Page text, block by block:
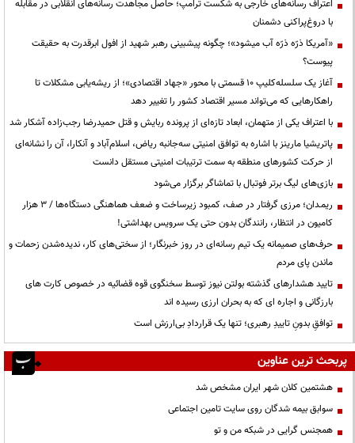
اعتراف رسانه‌های خارجی به شکست ترامپ؛ حاصل مجاهدت رسانه‌های انقلابی در مقابله
با دروغ‌پراکنی دشمنان
«آمریکا ذرّه ذرّه آب میشود»؛ چگونه پیشبینی رهبر شهید از افول ابرقدرت به حقیقت
پیوست؟
آغاز یک سلسله‌کلیپ ۱۰ قسمتی با محور «جهاد اقتصادی»؛ از ریشه‌یابی مشکلات تا
راهکارهایی که می‌تواند مسیر اقتصاد کشور را تغییر دهد
با اعتراف یکی از متهمان، ابعاد تازه‌ای از پرونده ربایش و قتل حمیدرضا رجب‌زاده آشکار شد
پاتریشیا مارینز با اشاره به توافق امنیتی سه‌جانبه ریاض، اسلام‌آباد و آنکارا، آن را نشانه‌ای
از حرکت کشورهای منطقه به سمت ترتیبات امنیتی مستقل دانست
بازی‌های لیگ برتر فوتبال با تماشاگر برگزار می‌شود
ریمـدان؛ مرزی گرفتار در صف، کمبود زیرساخت و ضعف هماهنگی دستگاه‌ها / ۳ هزار
کامیون در انتظار، رانندگان بدون حتی یک سرویس بهداشتی!
حرف‌های صمیمانه یک تیم رسانه‌ای در روز خبرنگار؛ از سختی‌های کار، ندیده‌شدن زحمات و
ماندن پای مردم
تایید هشدارهای گذشته بولتن نیوز توسط سخنگوی قوه قضائیه در خصوص کارت های
بارزگانی و اجاره ای که به بحران ارزی رسیده اند
توافقِ بدونِ تاییدِ رهبری؛ تنها یک قراردادِ بی‌ارزش است
پربحث ترین عناوین
هشتمین کلان شهر ایران مشخص شد
سوابق بیمه شدگان روی سایت تامین اجتماعی
همجنس گرایی در شبکه من و تو